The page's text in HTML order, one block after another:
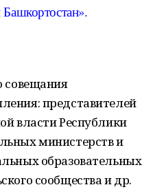
совещания
представителей
власти Республики
министерств и
образовательных
сообщества и др.